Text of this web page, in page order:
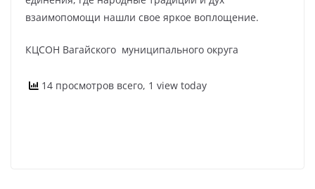
взаимопомощи нашли свое яркое воплощение.
КЦСОН Вагайского муниципального округа
14 просмотров всего, 1 view today